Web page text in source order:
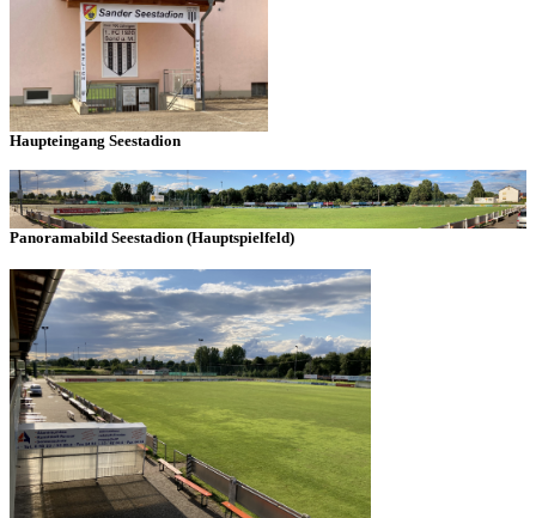
Haupteingang Seestadion
Panoramabild Seestadion (Hauptspielfeld)